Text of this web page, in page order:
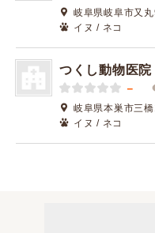
岐阜県岐阜市又
イヌ / ネコ
つくし動物医院
－
岐阜県本巣市三
イヌ / ネコ